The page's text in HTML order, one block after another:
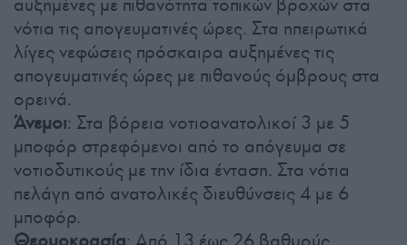
αυξημένες με πιθανότητα τοπικών βροχών στα
νότια τις απογευματινές ώρες. Στα ηπειρωτικά
λίγες νεφώσεις πρόσκαιρα αυξημένες τις
απογευματινές ώρες με πιθανούς όμβρους στα
ορεινά.
Άνεμοι: Στα βόρεια νοτιοανατολικοί 3 με 5
μποφόρ στρεφόμενοι από το απόγευμα σε
νοτιοδυτικούς με την ίδια ένταση. Στα νότια
πελάγη από ανατολικές διευθύνσεις 4 με 6
μποφόρ.